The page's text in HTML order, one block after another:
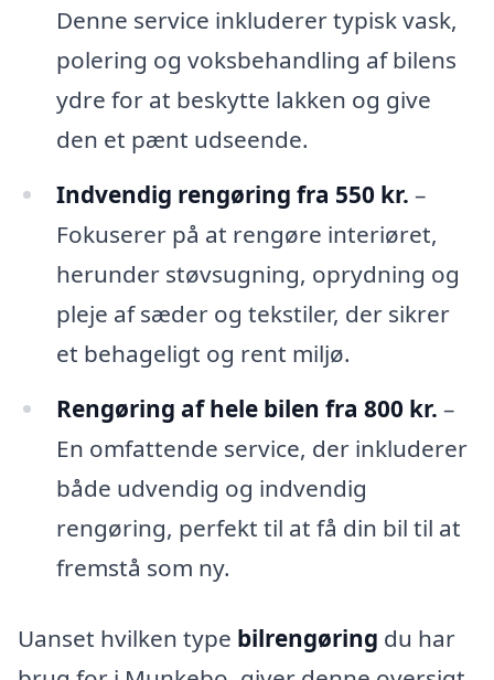
Denne service inkluderer typisk vask,
polering og voksbehandling af bilens
ydre for at beskytte lakken og give
den et pænt udseende.
Indvendig rengøring fra 550 kr. –
Fokuserer på at rengøre interiøret,
herunder støvsugning, oprydning og
pleje af sæder og tekstiler, der sikrer
et behageligt og rent miljø.
Rengøring af hele bilen fra 800 kr. –
En omfattende service, der inkluderer
både udvendig og indvendig
rengøring, perfekt til at få din bil til at
fremstå som ny.
Uanset hvilken type bilrengøring du har